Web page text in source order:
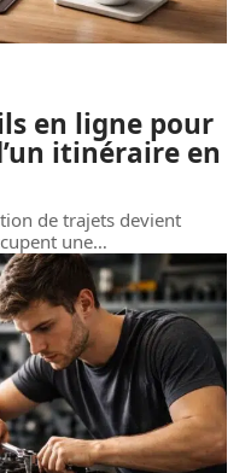
en ligne pour
itinéraire en
de trajets devient
une…